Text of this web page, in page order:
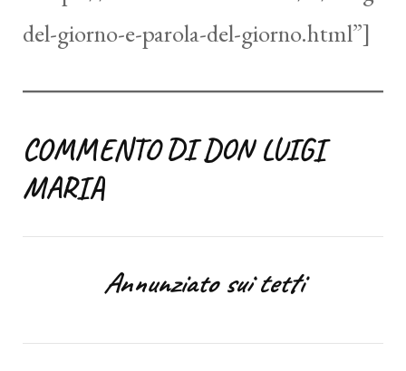
del-giorno-e-parola-del-giorno.html”]
COMMENTO DI DON LUIGI
MARIA
Annunziato sui tetti